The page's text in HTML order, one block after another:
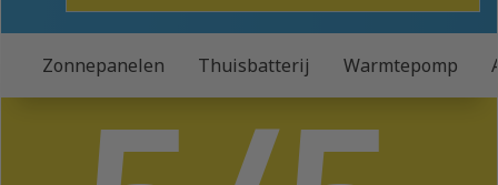
Zonnepanelen Thuisbatterij Warmtepomp